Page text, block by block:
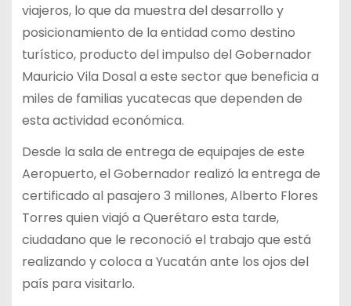
viajeros, lo que da muestra del desarrollo y
posicionamiento de la entidad como destino
turístico, producto del impulso del Gobernador
Mauricio Vila Dosal a este sector que beneficia a
miles de familias yucatecas que dependen de
esta actividad económica.
Desde la sala de entrega de equipajes de este
Aeropuerto, el Gobernador realizó la entrega de
certificado al pasajero 3 millones, Alberto Flores
Torres quien viajó a Querétaro esta tarde,
ciudadano que le reconoció el trabajo que está
realizando y coloca a Yucatán ante los ojos del
país para visitarlo.